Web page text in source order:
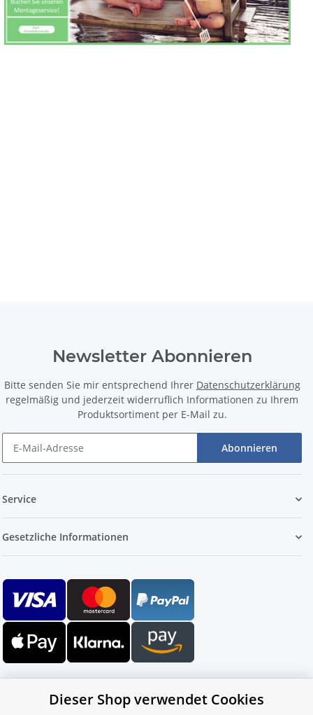
Newsletter Abonnieren
Bitte senden Sie mir entsprechend Ihrer Datenschutzerklärung
regelmäßig und jederzeit widerruflich Informationen zu Ihrem
Produktsortiment per E-Mail zu.
Abonnieren
Service
Gesetzliche Informationen
Dieser Shop verwendet Cookies